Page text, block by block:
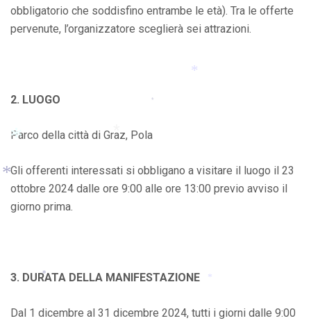
obbligatorio che soddisfino entrambe le età). Tra le offerte
pervenute, l’organizzatore sceglierà sei attrazioni.
2. LUOGO
Parco della città di Graz, Pola
Gli offerenti interessati si obbligano a visitare il luogo il 23
ottobre 2024 dalle ore 9:00 alle ore 13:00 previo avviso il
giorno prima.
3. DURATA DELLA MANIFESTAZIONE
Dal 1 dicembre al 31 dicembre 2024, tutti i giorni dalle 9:00
*
*
*